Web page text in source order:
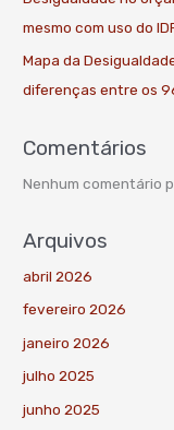
mesmo com uso do
Mapa da
diferenças entre os
Comentários
Nenhum comentário
Arquivos
abril 2026
fevereiro 2026
janeiro 2026
julho 2025
junho 2025